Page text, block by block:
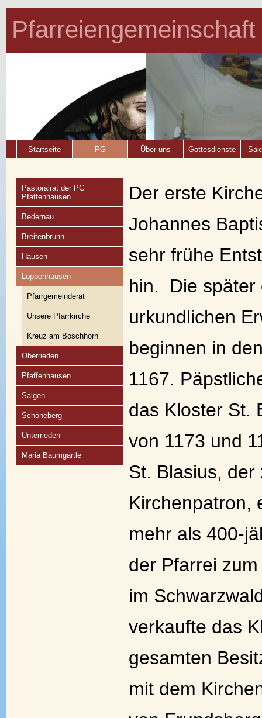
Startseite PG Über uns Gottesdienste
Pastoralrat der PG
Pfaffenhausen
Bedernau
Breitenbrunn
Hausen
Loppenhausen
Pfarrgemeinderat
Unsere Pfarrkirche
Kreuz am Boschhorn
Oberrieden
Pfaffenhausen
Salgen
Schöneberg
Unterrieden
Maria Baumgärtle
Der erste
Johannes
sehr frühe
hin. Die später
urkundlichen
beginnen in
1167.
das Kloster St.
von 1173 und
St. Blasius, der
Kirchenpatron,
mehr als 400-
der Pfarrei
im
verkaufte das
gesamten
mit dem